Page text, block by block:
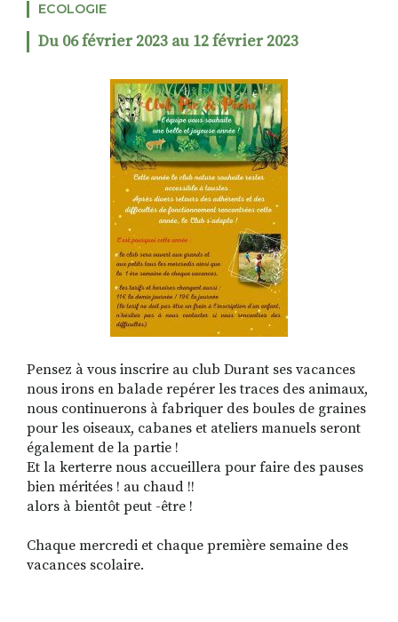
RECHERCHER
S'ABONNER
S'INSCRIRE À LA NEWSLETTER
FACEBOOKINSTAGRAM
LINKEDINYOUTUBE
ECOLOGIE
Du 06 février 2023 au 12 février 2023
Pensez à vous inscrire au club Durant ses vacances
nous irons en balade repérer les traces des animaux,
nous continuerons à fabriquer des boules de graines
pour les oiseaux, cabanes et ateliers manuels seront
également de la partie !
Et la kerterre nous accueillera pour faire des pauses
bien méritées ! au chaud !!
alors à bientôt peut -être !
Chaque mercredi et chaque première semaine des
vacances scolaire.